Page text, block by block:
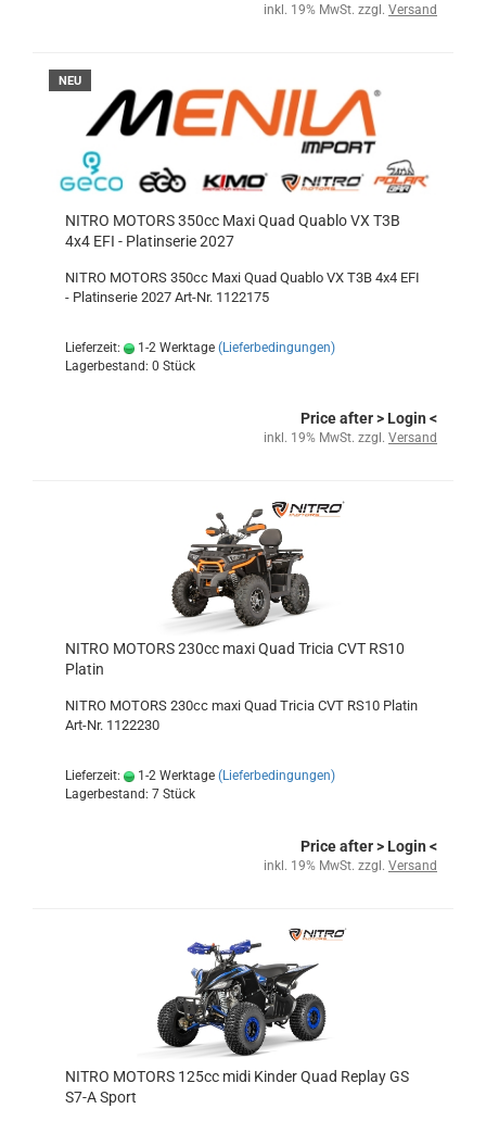
inkl. 19% MwSt. zzgl. Versand
NEU
NITRO MOTORS 350cc Maxi Quad Quablo VX T3B
4x4 EFI - Platinserie 2027
NITRO MOTORS 350cc Maxi Quad Quablo VX T3B 4x4 EFI
- Platinserie 2027 Art-Nr. 1122175
Lieferzeit: 1-2 Werktage (Lieferbedingungen)
Lagerbestand: 0 Stück
Price after> Login <
inkl. 19% MwSt. zzgl. Versand
NITRO MOTORS 230cc maxi Quad Tricia CVT RS10
Platin
NITRO MOTORS 230cc maxi Quad Tricia CVT RS10 Platin
Art-Nr. 1122230
Lieferzeit: 1-2 Werktage (Lieferbedingungen)
Lagerbestand: 7 Stück
Price after> Login <
inkl. 19% MwSt. zzgl. Versand
NITRO MOTORS 125cc midi Kinder Quad Replay GS
S7-A Sport